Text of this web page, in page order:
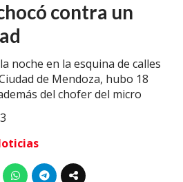
contra un
noche en la esquina de calles
de Mendoza, hubo 18
del chofer del micro